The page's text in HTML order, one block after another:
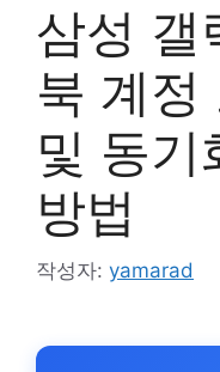
삼성 갤
북 계정
및 동기
방법
작성자: yamarad